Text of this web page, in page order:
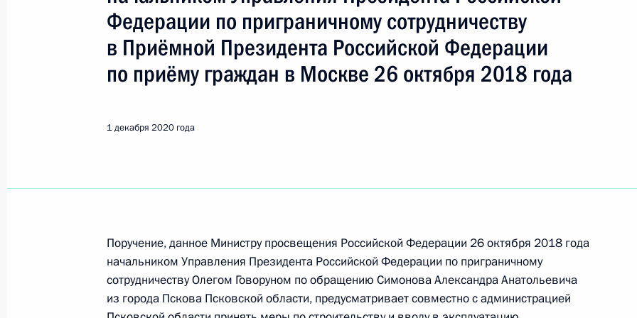
Поиск по руководителю, географии и тематике
9 декабря 2020 года, среда
О ходе исполнения поручения, данного по итогам личного приёма в режиме видео-
Федерации по приграничному сотрудничеству
в Приёмной Президента Российской Федерации
по приёму граждан в Москве 26 октября 2018 года
1 декабря 2020 года
Поручение, данное Министру просвещения Российской Федерации 26 октября 2018 года
начальником Управления Президента Российской Федерации по приграничному
сотрудничеству Олегом Говоруном по обращению Симонова Александра Анатольевича
из города Пскова Псковской области, предусматривает совместно с администрацией